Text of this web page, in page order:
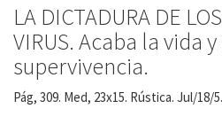
LA DICTADURA DE
VIRUS. Acaba la vida
supervivencia.
Pág, 309. Med, 23x15. Rústica. Jul/18/5.